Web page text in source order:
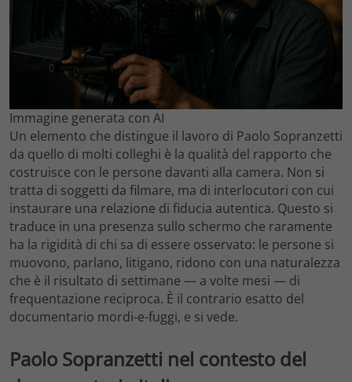
Immagine generata con AI
Un elemento che distingue il lavoro di Paolo Sopranzetti
da quello di molti colleghi è la qualità del rapporto che
costruisce con le persone davanti alla camera. Non si
tratta di soggetti da filmare, ma di interlocutori con cui
instaurare una relazione di fiducia autentica. Questo si
traduce in una presenza sullo schermo che raramente
ha la rigidità di chi sa di essere osservato: le persone si
muovono, parlano, litigano, ridono con una naturalezza
che è il risultato di settimane — a volte mesi — di
frequentazione reciproca. È il contrario esatto del
documentario mordi-e-fuggi, e si vede.
Paolo Sopranzetti nel contesto del